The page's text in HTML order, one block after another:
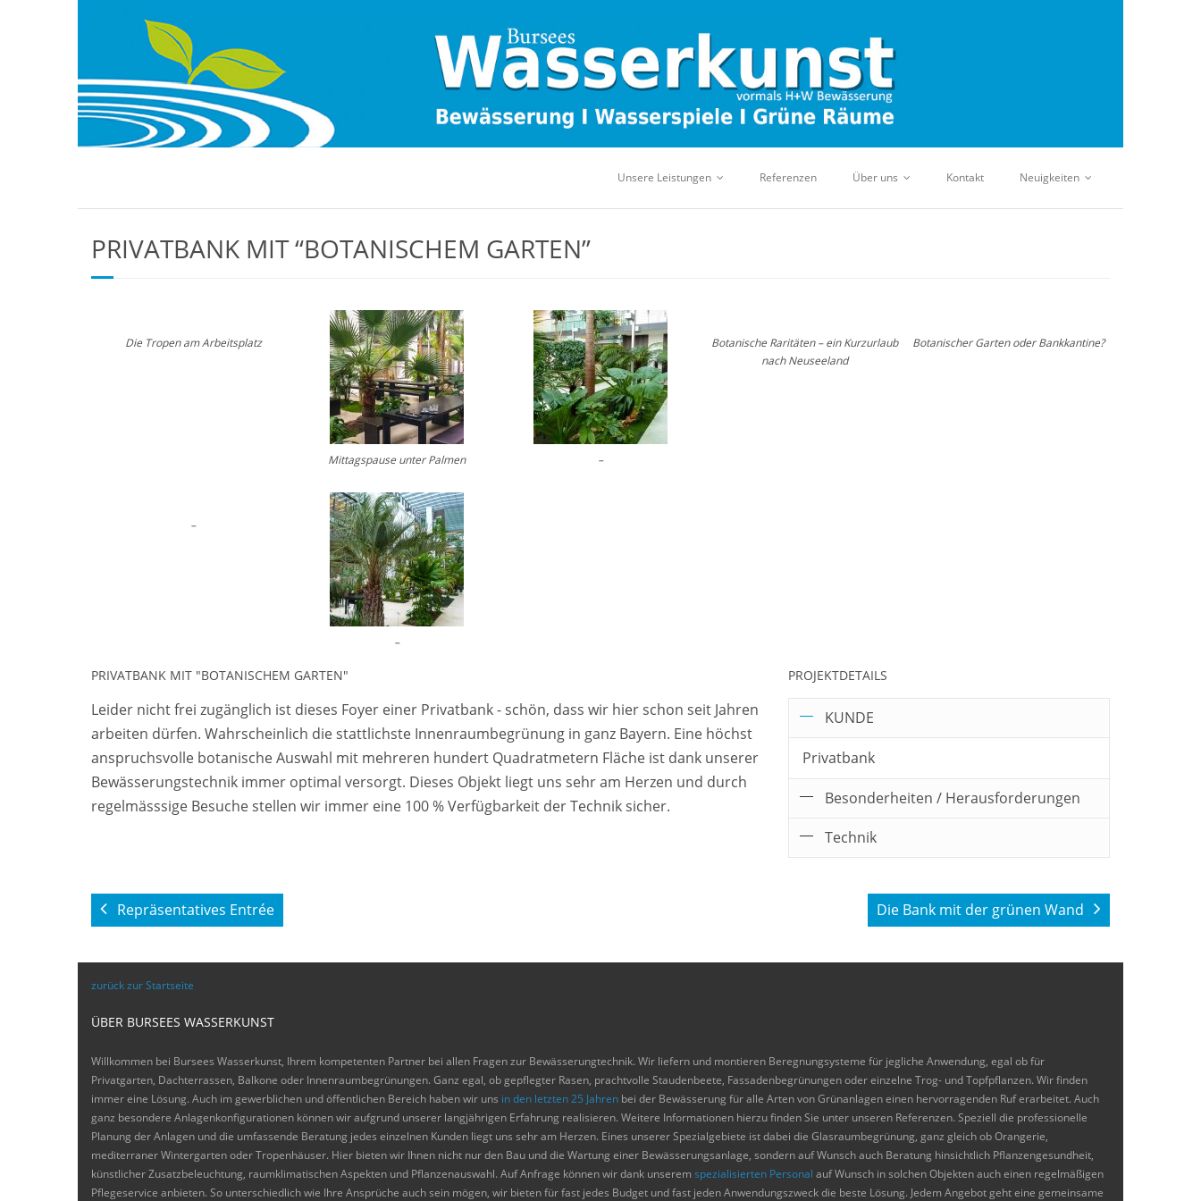
Unsere Leistungen Referenzen Über uns Kontakt Neuigkeiten
PRIVATBANK MIT “BOTANISCHEM GARTEN”
Die Tropen am Arbeitsplatz
Mittagspause unter Palmen –
Botanische Raritäten – ein Kurzurlaub
nach Neuseeland
Botanischer Garten oder Bankkantine?
–
–
PRIVATBANK MIT "BOTANISCHEM GARTEN"
Leider nicht frei zugänglich ist dieses Foyer einer Privatbank - schön, dass wir hier schon seit Jahren
arbeiten dürfen. Wahrscheinlich die stattlichste Innenraumbegrünung in ganz Bayern. Eine höchst
anspruchsvolle botanische Auswahl mit mehreren hundert Quadratmetern Fläche ist dank unserer
Bewässerungstechnik immer optimal versorgt. Dieses Objekt liegt uns sehr am Herzen und durch
regelmässsige Besuche stellen wir immer eine 100 % Verfügbarkeit der Technik sicher.
PROJEKTDETAILS
KUNDE
Privatbank
Besonderheiten / Herausforderungen
Aussergewöhnliches Projekt ⋅
Anspruchsvolle Bepflanzung mit tropischen
Technik
medial Luftbefeuchtungsanlage in 3 Zonen
Repräsentatives Entrée Die Bank mit der grünen Wand
zurück zur Startseite
ÜBER BURSEES WASSERKUNST
Willkommen bei Bursees Wasserkunst, Ihrem kompetenten Partner bei allen Fragen zur Bewässerungtechnik. Wir liefern und montieren Beregnungsysteme für jegliche Anwendung, egal ob für
Privatgarten, Dachterrassen, Balkone oder Innenraumbegrünungen. Ganz egal, ob gepflegter Rasen, prachtvolle Staudenbeete, Fassadenbegrünungen oder einzelne Trog- und Topfpflanzen. Wir finden
immer eine Lösung. Auch im gewerblichen und öffentlichen Bereich haben wir uns in den letzten 25 Jahren bei der Bewässerung für alle Arten von Grünanlagen einen hervorragenden Ruf erarbeitet. Auch
ganz besondere Anlagenkonfigurationen können wir aufgrund unserer langjährigen Erfahrung realisieren. Weitere Informationen hierzu finden Sie unter unseren Referenzen. Speziell die professionelle
Planung der Anlagen und die umfassende Beratung jedes einzelnen Kunden liegt uns sehr am Herzen. Eines unserer Spezialgebiete ist dabei die Glasraumbegrünung, ganz gleich ob Orangerie,
mediterraner Wintergarten oder Tropenhäuser. Hier bieten wir Ihnen nicht nur den Bau und die Wartung einer Bewässerungsanlage, sondern auf Wunsch auch Beratung hinsichtlich Pflanzengesundheit,
künstlicher Zusatzbeleuchtung, raumklimatischen Aspekten und Pflanzenauswahl. Auf Anfrage können wir dank unserem spezialisierten Personal auf Wunsch in solchen Objekten auch einen regelmäßigen
Pflegeservice anbieten. So unterschiedlich wie Ihre Ansprüche auch sein mögen, wir bieten für fast jedes Budget und fast jeden Anwendungszweck die beste Lösung. Jedem Angebot geht eine gemeinsame